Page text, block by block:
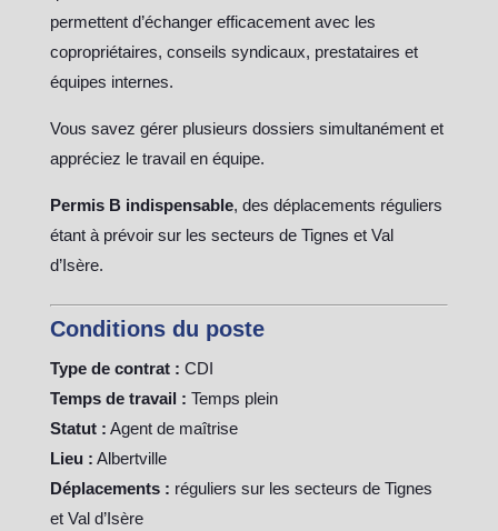
permettent d’échanger efficacement avec les
copropriétaires, conseils syndicaux, prestataires et
équipes internes.
Vous savez gérer plusieurs dossiers simultanément et
appréciez le travail en équipe.
Permis B indispensable, des déplacements réguliers
étant à prévoir sur les secteurs de Tignes et Val
d’Isère.
Conditions du poste
Type de contrat : CDI
Temps de travail : Temps plein
Statut : Agent de maîtrise
Lieu : Albertville
Déplacements : réguliers sur les secteurs de Tignes
et Val d’Isère